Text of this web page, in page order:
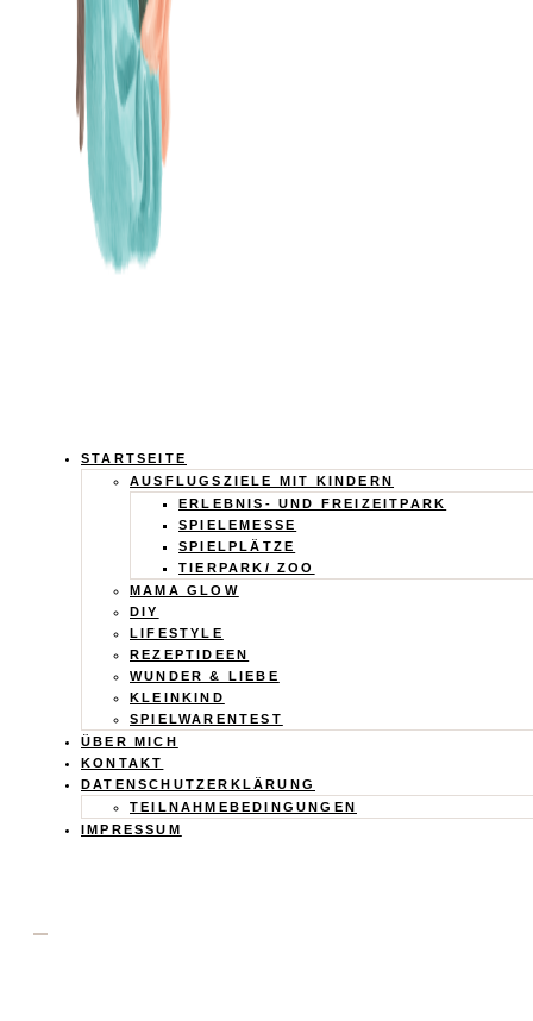
Calistas
Traum
STARTSEITE
AUSFLUGSZIELE MIT KINDERN
ERLEBNIS- UND FREIZEITPARK
SPIELEMESSE
SPIELPLÄTZE
TIERPARK/ ZOO
MAMA GLOW
DIY
LIFESTYLE
REZEPTIDEEN
WUNDER & LIEBE
KLEINKIND
SPIELWARENTEST
ÜBER MICH
KONTAKT
DATENSCHUTZERKLÄRUNG
TEILNAHMEBEDINGUNGEN
IMPRESSUM